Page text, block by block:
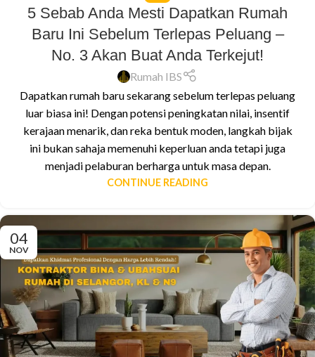
5 Sebab Anda Mesti Dapatkan Rumah
Baru Ini Sebelum Terlepas Peluang –
No. 3 Akan Buat Anda Terkejut!
Rumah IBS
Dapatkan rumah baru sekarang sebelum terlepas peluang
luar biasa ini! Dengan potensi peningkatan nilai, insentif
kerajaan menarik, dan reka bentuk moden, langkah bijak
ini bukan sahaja memenuhi keperluan anda tetapi juga
menjadi pelaburan berharga untuk masa depan.
CONTINUE READING
04
NOV